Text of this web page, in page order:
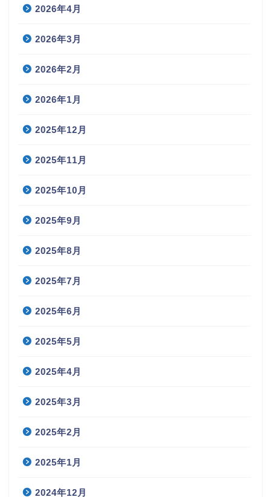
2026年4月
2026年3月
2026年2月
2026年1月
2025年12月
2025年11月
2025年10月
2025年9月
2025年8月
2025年7月
2025年6月
2025年5月
2025年4月
2025年3月
2025年2月
2025年1月
2024年12月